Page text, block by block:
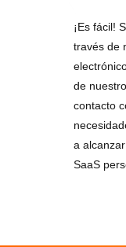
¡Es fácil!
través de
de
contacto
a
SaaS